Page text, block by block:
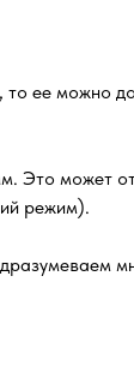
ее можно
Это может
режим).